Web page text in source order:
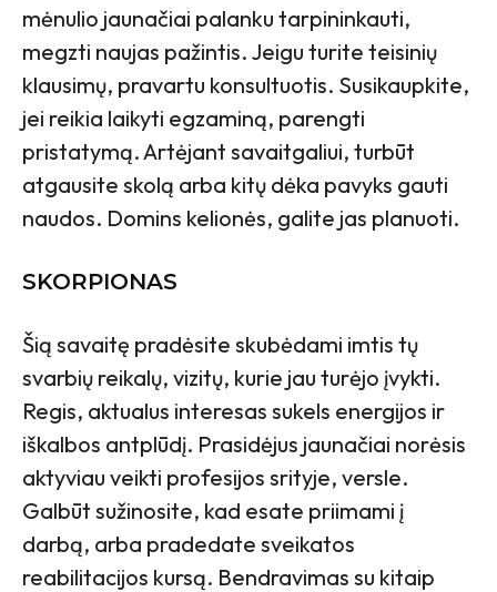
mėnulio jaunačiai palanku tarpininkauti,
megzti naujas pažintis. Jeigu turite teisinių
klausimų, pravartu konsultuotis. Susikaupkite,
jei reikia laikyti egzaminą, parengti
pristatymą. Artėjant savaitgaliui, turbūt
atgausite skolą arba kitų dėka pavyks gauti
naudos. Domins kelionės, galite jas planuoti.
SKORPIONAS
Šią savaitę pradėsite skubėdami imtis tų
svarbių reikalų, vizitų, kurie jau turėjo įvykti.
Regis, aktualus interesas sukels energijos ir
iškalbos antplūdį. Prasidėjus jaunačiai norėsis
aktyviau veikti profesijos srityje, versle.
Galbūt sužinosite, kad esate priimami į
darbą, arba pradedate sveikatos
reabilitacijos kursą. Bendravimas su kitaip